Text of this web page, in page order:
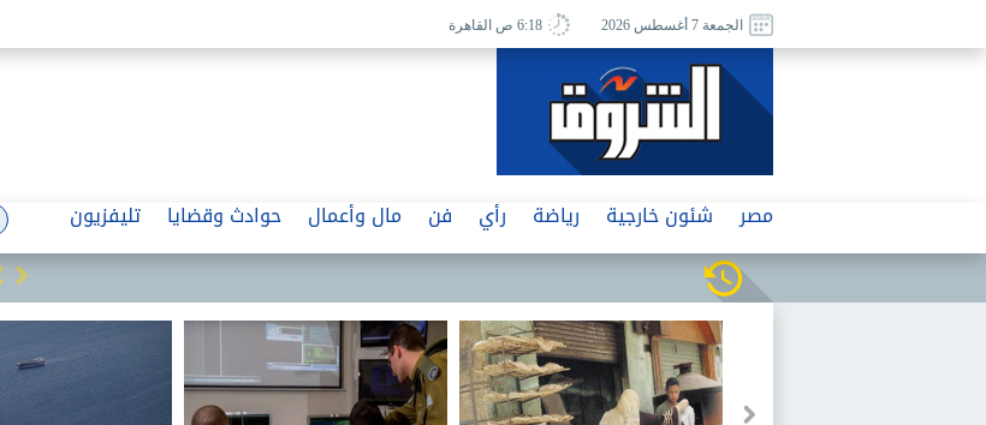
الجمعة 7 أغسطس 2026 6:18 ص القاهرة
مصر شئون خارجية رياضة رأي فن مال وأعمال حوادث وقضايا تليفزيون